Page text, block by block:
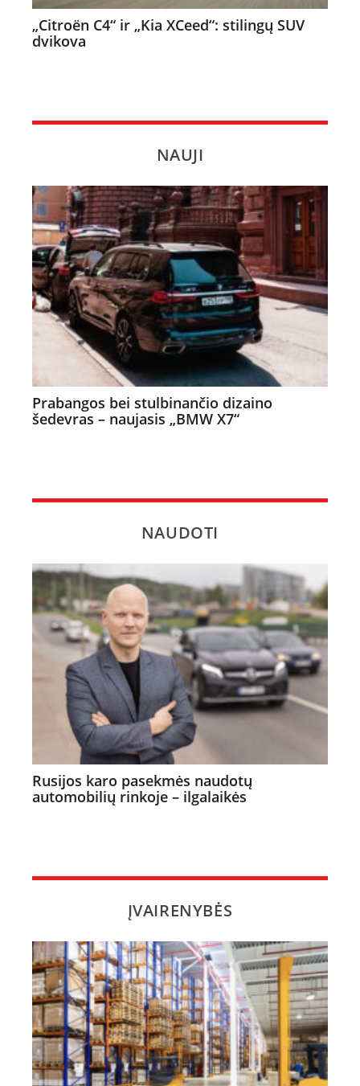
„Citroën C4“ ir „Kia XCeed“: stilingų SUV
dvikova
NAUJI
Prabangos bei stulbinančio dizaino
šedevras – naujasis „BMW X7“
NAUDOTI
Rusijos karo pasekmės naudotų
automobilių rinkoje – ilgalaikės
ĮVAIRENYBĖS